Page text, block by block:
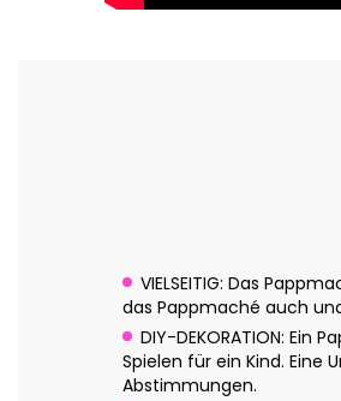
VIELSEITIG: Das
das Pappmaché auch
DIY-DEKORATION:
Spielen für ein Kind.
Abstimmungen.